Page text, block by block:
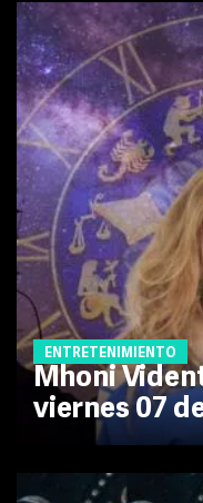
ENTRETENIMIENTO
Mhoni
viernes 07